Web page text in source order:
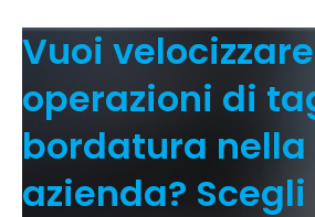
Vuoi
operazioni di
bordatura
azienda? Scegli